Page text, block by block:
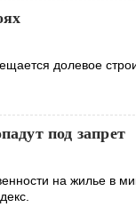
долевое
под запрет
на жилье в